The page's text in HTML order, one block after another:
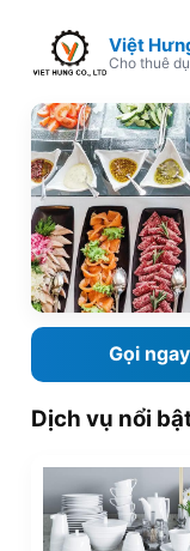
Việt
Cho thuê
Gọi ngay
Dịch vụ nổi